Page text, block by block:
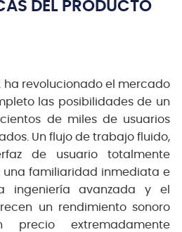
DEL PRODUCTO
ha revolucionado el mercado
las posibilidades de un
de miles de usuarios
Un flujo de trabajo fluido,
de usuario totalmente
una familiaridad inmediata e
ingeniería avanzada y el
un rendimiento sonoro
extremadamente